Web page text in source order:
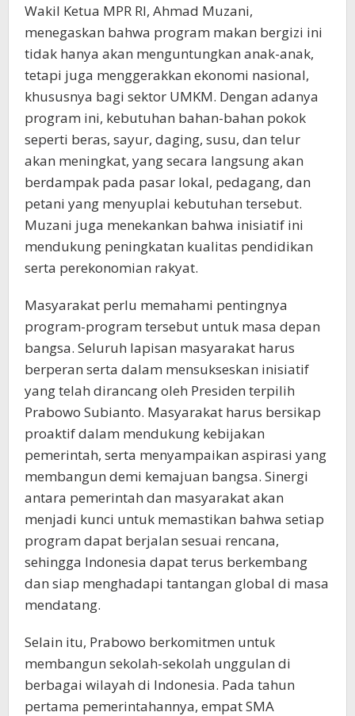
Wakil Ketua MPR RI, Ahmad Muzani,
menegaskan bahwa program makan bergizi ini
tidak hanya akan menguntungkan anak-anak,
tetapi juga menggerakkan ekonomi nasional,
khususnya bagi sektor UMKM. Dengan adanya
program ini, kebutuhan bahan-bahan pokok
seperti beras, sayur, daging, susu, dan telur
akan meningkat, yang secara langsung akan
berdampak pada pasar lokal, pedagang, dan
petani yang menyuplai kebutuhan tersebut.
Muzani juga menekankan bahwa inisiatif ini
mendukung peningkatan kualitas pendidikan
serta perekonomian rakyat.
Masyarakat perlu memahami pentingnya
program-program tersebut untuk masa depan
bangsa. Seluruh lapisan masyarakat harus
berperan serta dalam mensukseskan inisiatif
yang telah dirancang oleh Presiden terpilih
Prabowo Subianto. Masyarakat harus bersikap
proaktif dalam mendukung kebijakan
pemerintah, serta menyampaikan aspirasi yang
membangun demi kemajuan bangsa. Sinergi
antara pemerintah dan masyarakat akan
menjadi kunci untuk memastikan bahwa setiap
program dapat berjalan sesuai rencana,
sehingga Indonesia dapat terus berkembang
dan siap menghadapi tantangan global di masa
mendatang.
Selain itu, Prabowo berkomitmen untuk
membangun sekolah-sekolah unggulan di
berbagai wilayah di Indonesia. Pada tahun
pertama pemerintahannya, empat SMA